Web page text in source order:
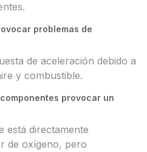
problemas de
de aceleración debido a
y combustible.
provocar un
está directamente
de oxígeno, pero